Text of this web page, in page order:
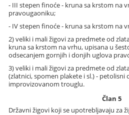
- III stepen finoće - kruna sa krstom na
pravougaoniku;
- IV stepen finoće - kruna sa krstom na
2) veliki i mali žigovi za predmete od
kruna sa krstom na vrhu, upisana u
odsecanjem gornjih i donjih uglova
3) veliki i mali žigovi za predmete od
(zlatnici, spomen plakete i sl.) - petolisni
improvizovanom trouglu.
Član 5
Državni žigovi koji se upotrebljavaju za